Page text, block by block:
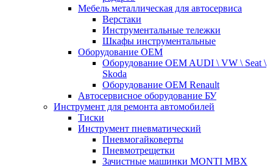
Мебель металлическая для автосервиса
Верстаки
Инструментальные тележки
Шкафы инструментальные
Оборудование OEM
Оборудование OEM AUDI \ VW \ Seat \
Skoda
Оборудование OEM Renault
Автосервисное оборудование БУ
Инструмент для ремонта автомобилей
Тиски
Инструмент пневматический
Пневмогайковерты
Пневмотрещетки
Зачистные машинки MONTI MBX